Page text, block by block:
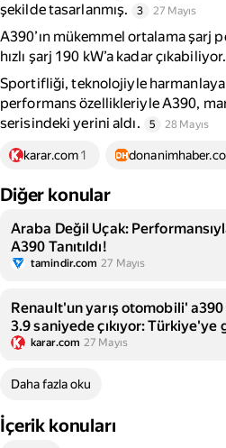
şekilde tasarlanmış.
3 27 Mayıs
A390’ın mükemmel ortalama şarj
hızlı şarj 190 kW’a kadar çıkabiliyor.
Sportifliği, teknolojiyle
performans özellikleriyle A390,
serisindeki yerini aldı.
5 28 Mayıs
karar.com1
Diğer konular
Araba Değil Uçak:
A390 Tanıtıldı!
tamindir.com 27 Mayıs
Renault'un yarış otomobili'
3.9 saniyede çıkıyor:
karar.com 27 Mayıs
Daha fazla oku
İçerik konuları